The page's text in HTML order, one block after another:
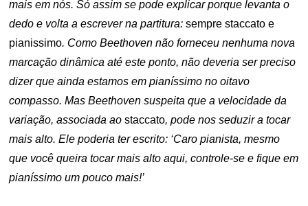
mais em nós. Só assim se pode explicar porque levanta o
dedo e volta a escrever na partitura:sempre staccato e
pianissimo. Como Beethoven não forneceu nenhuma nova
marcação dinâmica até este ponto, não deveria ser preciso
dizer que ainda estamos em pianíssimo no oitavo
compasso. Mas Beethoven suspeita que a velocidade da
variação, associada ao staccato, pode nos seduzir a tocar
mais alto. Ele poderia ter escrito: ‘Caro pianista, mesmo
que você queira tocarmais alto aqui, controle-se e fique em
pianíssimo um pouco mais!’